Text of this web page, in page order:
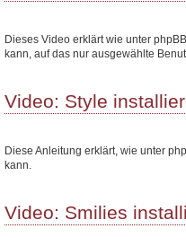
Dieses Video erklärt wie unter
kann, auf das nur ausgewählte
Video: Style
Diese Anleitung erklärt, wie unter
kann.
Video: Smilies